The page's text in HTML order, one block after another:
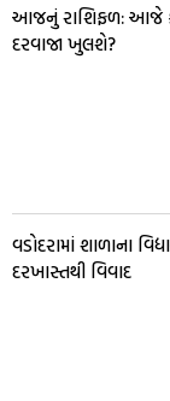
આજનું રાશિફળ: આજે કઈ
દરવાજા ખુલશે?
વડોદરામાં શાળાના
દરખાસ્તથી વિવાદ